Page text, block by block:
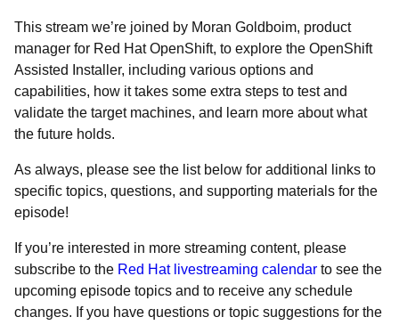
This stream we’re joined by Moran Goldboim, product
manager for Red Hat OpenShift, to explore the OpenShift
Assisted Installer, including various options and
capabilities, how it takes some extra steps to test and
validate the target machines, and learn more about what
the future holds.
As always, please see the list below for additional links to
specific topics, questions, and supporting materials for the
episode!
If you’re interested in more streaming content, please
subscribe to the Red Hat livestreaming calendar to see the
upcoming episode topics and to receive any schedule
changes. If you have questions or topic suggestions for the